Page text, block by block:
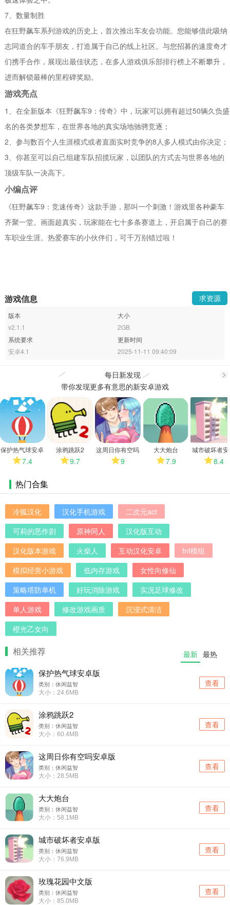
7、数量制胜
在狂野飙车系列游戏的历史上，首次推出车友会功能。您能够借此吸纳
志同道合的车手朋友，打造属于自己的线上社区。与您招募的速度奇才
们携手合作，展现出最佳状态，在多人游戏俱乐部排行榜上不断攀升，
进而解锁最棒的里程碑奖励。
游戏亮点
1、在全新版本《狂野飙车9：传奇》中，玩家可以拥有超过50辆久负盛
名的各类梦想车，在世界各地的真实场地驰骋竞逐；
2、参与数百个人生涯模式或者直面实时竞争的8人多人模式由你决定；
3、你甚至可以自己组建车队招揽玩家，以团队的方式去与世界各地的
顶级车队一决高下。
小编点评
《狂野飙车9：竞速传奇》这款手游，那叫一个刺激！游戏里各种豪车
齐聚一堂。画面超真实，玩家能在七十多条赛道上，开启属于自己的赛
车职业生涯。热爱赛车的小伙伴们，可千万别错过啦！
游戏信息 求资源
版本
v2.1.1
大小
2GB
系统要求
安卓4.1
更新时间
2025-11-11 09:40:09
每日新发现
多
带你发现更多有意思的新安卓游戏
保护热气球安卓
版7.4
涂鸦跳跃2
9.7
这周日你有空吗
安卓版
9
大大炮台
7.9
城市破坏者
版8.4
热门合集
冷狐汉化 汉化手机游戏
二次元act
可莉的恶作剧
原神同人
汉化版互动
汉化版本游戏
火柴人 互动汉化安卓
fnf模组
模拟经营小游戏
低内存游戏
女性向修仙
策略塔防单机
好玩消除游戏
实况足球修改
单人游戏
修改游戏画质
沉浸式清洁
橙光乙女向
相关推荐 最新 最热
保护热气球安卓版
类别：休闲益智
大小：24.6MB
查看
涂鸦跳跃2
类别：休闲益智
大小：60.4MB
查看
这周日你有空吗安卓版
类别：休闲益智
大小：28.5MB
查看
大大炮台
类别：休闲益智
大小：58.1MB
查看
城市破坏者安卓版
类别：休闲益智
大小：76.9MB
查看
玫瑰花园中文版
类别：休闲益智
大小：85.0MB
查看